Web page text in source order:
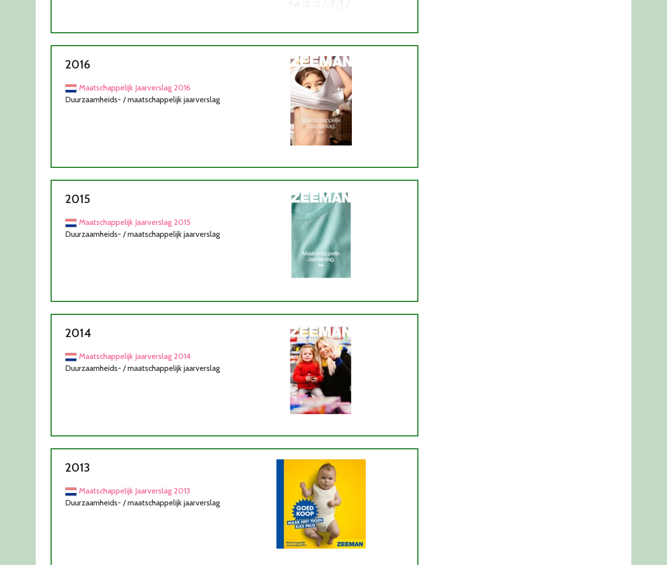
2016
Maatschappelijk Jaarverslag 2016
Duurzaamheids- / maatschappelijk jaarverslag
2015
Maatschappelijk Jaarverslag 2015
Duurzaamheids- / maatschappelijk jaarverslag
2014
Maatschappelijk Jaarverslag 2014
Duurzaamheids- / maatschappelijk jaarverslag
2013
Maatschappelijk Jaarverslag 2013
Duurzaamheids- / maatschappelijk jaarverslag